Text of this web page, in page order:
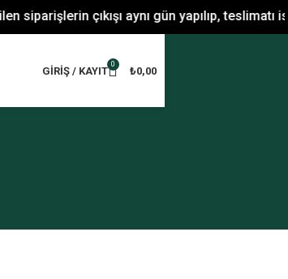
çıkışı aynı gün yapılıp, teslimatı
GIRIŞ / KAYIT
0
₺0,00